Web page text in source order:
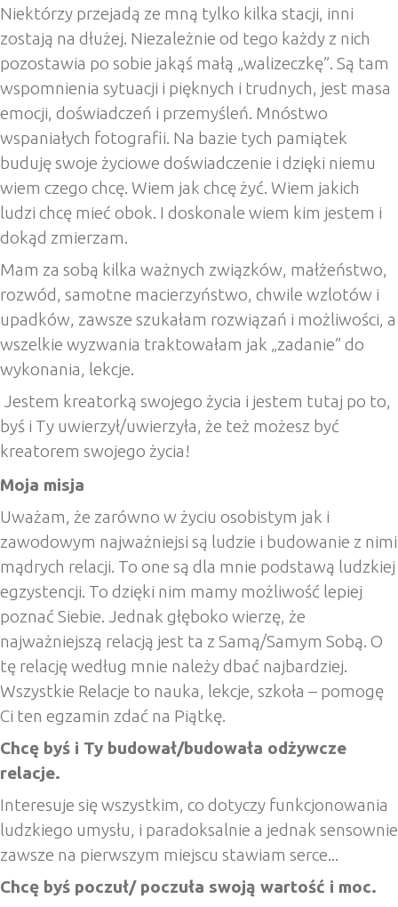
Niektórzy przejadą ze mną tylko kilka stacji, inni
zostają na dłużej. Niezależnie od tego każdy z nich
pozostawia po sobie jakąś małą „walizeczkę”. Są tam
wspomnienia sytuacji i pięknych i trudnych, jest masa
emocji, doświadczeń i przemyśleń. Mnóstwo
wspaniałych fotografii. Na bazie tych pamiątek
buduję swoje życiowe doświadczenie i dzięki niemu
wiem czego chcę. Wiem jak chcę żyć. Wiem jakich
ludzi chcę mieć obok. I doskonale wiem kim jestem i
dokąd zmierzam.
Mam za sobą kilka ważnych związków, małżeństwo,
rozwód, samotne macierzyństwo, chwile wzlotów i
upadków, zawsze szukałam rozwiązań i możliwości, a
wszelkie wyzwania traktowałam jak „zadanie” do
wykonania, lekcje.
Jestem kreatorką swojego życia i jestem tutaj po to,
byś i Ty uwierzył/uwierzyła, że też możesz być
kreatorem swojego życia!
Moja misja
Uważam, że zarówno w życiu osobistym jak i
zawodowym najważniejsi są ludzie i budowanie z nimi
mądrych relacji. To one są dla mnie podstawą ludzkiej
egzystencji. To dzięki nim mamy możliwość lepiej
poznać Siebie. Jednak głęboko wierzę, że
najważniejszą relacją jest ta z Samą/Samym Sobą. O
tę relację według mnie należy dbać najbardziej.
Wszystkie Relacje to nauka, lekcje, szkoła – pomogę
Ci ten egzamin zdać na Piątkę.
Chcę byś i Ty budował/budowała odżywcze
relacje.
Interesuje się wszystkim, co dotyczy funkcjonowania
ludzkiego umysłu, i paradoksalnie a jednak sensownie
zawsze na pierwszym miejscu stawiam serce...
Chcę byś poczuł/ poczuła swoją wartość i moc.